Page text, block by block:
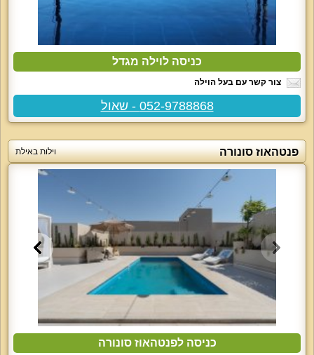
כניסה לוילה מגדל
צור קשר עם בעל הוילה
052-9788868 - שאול
פנטהאוז סונורה וילות באילת
כניסה לפנטהאוז סונורה